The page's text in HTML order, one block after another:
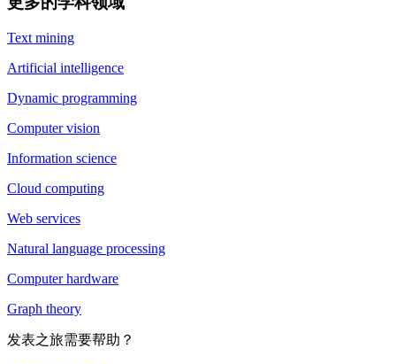
Text mining
Artificial intelligence
Dynamic programming
Computer vision
Information science
Cloud computing
Web services
Natural language processing
Computer hardware
Graph theory
发表之旅需要帮助？